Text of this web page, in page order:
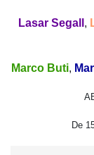
Lasar Segall ,
Marco Buti,
De